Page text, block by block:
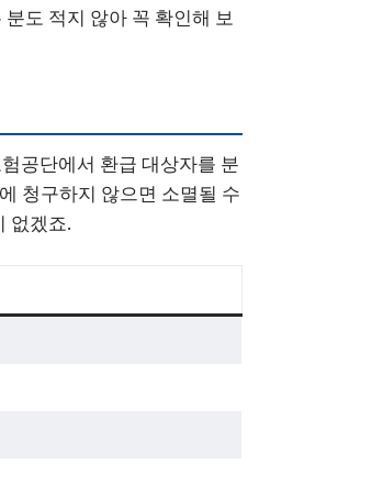
도 적지 않아 꼭 확인해 보
공단에서 환급 대상자를 분
청구하지 않으면 소멸될 수
없겠죠.